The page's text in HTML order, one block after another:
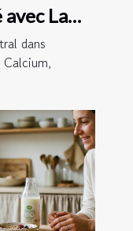
La
!
dans